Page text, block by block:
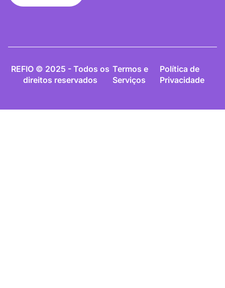
REFIO © 2025 - Todos os
direitos reservados
Termos e
Serviços
Política de
Privacidade